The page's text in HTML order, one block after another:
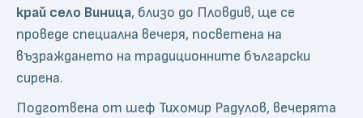
край село Виница, близо до Пловдив, ще се
проведе специална вечеря, посветена на
възраждането на традиционните български
сирена.
Подготвена от шеф Тихомир Радулов, вечерята